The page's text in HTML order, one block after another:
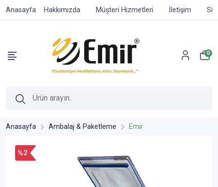
Anasayfa Hakkımızda Müşteri Hizmetleri İletişim
0
Anasayfa Ambalaj & Paketleme Emir
%2